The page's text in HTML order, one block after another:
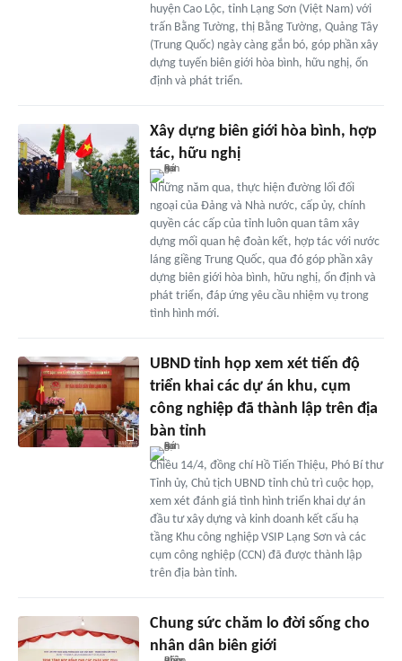
huyện Cao Lộc, tỉnh Lạng Sơn (Việt Nam) với
trấn Bằng Tường, thị Bằng Tường, Quảng Tây
(Trung Quốc) ngày càng gắn bó, góp phần xây
dựng tuyến biên giới hòa bình, hữu nghị, ổn
định và phát triển.
Xây dựng biên giới hòa bình, hợp
tác, hữu nghị
Những năm qua, thực hiện đường lối đối
ngoại của Đảng và Nhà nước, cấp ủy, chính
quyền các cấp của tỉnh luôn quan tâm xây
dựng mối quan hệ đoàn kết, hợp tác với nước
láng giềng Trung Quốc, qua đó góp phần xây
dựng biên giới hòa bình, hữu nghị, ổn định và
phát triển, đáp ứng yêu cầu nhiệm vụ trong
tình hình mới.
UBND tỉnh họp xem xét tiến độ
triển khai các dự án khu, cụm
công nghiệp đã thành lập trên địa
bàn tỉnh
Chiều 14/4, đồng chí Hồ Tiến Thiệu, Phó Bí thư
Tỉnh ủy, Chủ tịch UBND tỉnh chủ trì cuộc họp,
xem xét đánh giá tình hình triển khai dự án
đầu tư xây dựng và kinh doanh kết cấu hạ
tầng Khu công nghiệp VSIP Lạng Sơn và các
cụm công nghiệp (CCN) đã được thành lập
trên địa bàn tỉnh.
Chung sức chăm lo đời sống cho
nhân dân biên giới